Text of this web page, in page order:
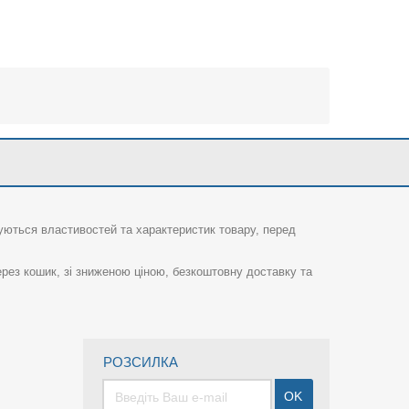
властивостей та характеристик товару, перед
кошик, зі зниженою ціною, безкоштовну доставку та
РОЗСИЛКА
OK